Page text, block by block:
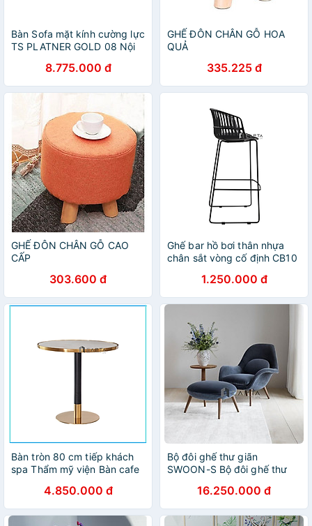
Bàn Sofa mặt kính cường lực
TS PLATNER GOLD 08 Nội
kính tròn·cường lực Platner
chân sắt mạ màu vàng gold
8.775.000 đ
GHẾ ĐÔN CHÂN GỖ HOA
QUẢ
335.225 đ
GHẾ ĐÔN CHÂN GỖ CAO
CẤP
303.600 đ
Ghế bar hồ bơi thân nhựa
chân sắt vòng cố định CB10
1.250.000 đ
Bàn tròn 80 cm tiếp khách
spa Thẩm mỹ viện Bàn cafe
đế inox mạ màu vàng gold
nhập khẩu TE1543-08EC –
Marble Round Bar Table
4.850.000 đ
Bộ đôi ghế thư giãn
SWOON-S Bộ đôi ghế thư
thân composite bọc vải hoặc
PVC Swoon chair
16.250.000 đ